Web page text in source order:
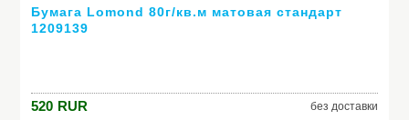
Бумага Lomond 80г/кв.м матовая стандарт
1209139
520 RUR без доставки